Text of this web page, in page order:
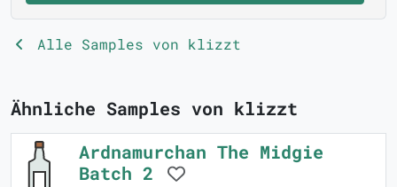
Alle Samples von klizzt
Ähnliche Samples von klizzt
Ardnamurchan The Midgie
Batch 2